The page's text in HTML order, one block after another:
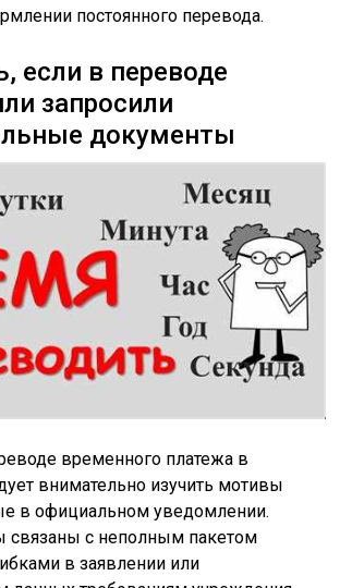
постоянного перевода.
если в переводе
запросили
документы
временного платежа в
внимательно изучить мотивы
в официальном уведомлении.
связаны с неполным пакетом
в заявлении или